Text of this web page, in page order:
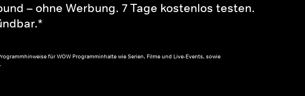
– ohne Werbung. 7 Tage kostenlos testen.
für WOW Programminhalte wie Serien, Filme und Live-Events, sowie